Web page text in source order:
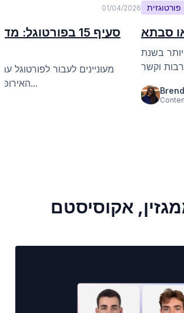
01/04/2026
סעיף 15
מעוניינים לעבור לפורטוגל
האירופי? המדריך שלנו על סעיף 15 כולל "ט...
פורטוגזית
סבתא
בשנת
אקוסיסטם